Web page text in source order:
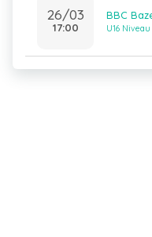
26/03
17:00
BBC
U16